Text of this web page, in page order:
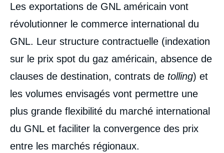
Les exportations de GNL américain vont
révolutionner le commerce international du
GNL. Leur structure contractuelle (indexation
sur le prix spot du gaz américain, absence de
clauses de destination, contrats de tolling) et
les volumes envisagés vont permettre une
plus grande flexibilité du marché international
du GNL et faciliter la convergence des prix
entre les marchés régionaux.